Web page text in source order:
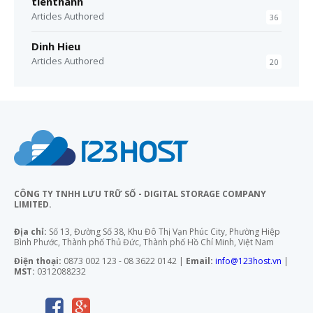
Articles Authored 36
Dinh Hieu
Articles Authored 20
CÔNG TY TNHH LƯU TRỮ SỐ - DIGITAL STORAGE COMPANY
LIMITED.
Địa chỉ: Số 13, Đường Số 38, Khu Đô Thị Vạn Phúc City, Phường Hiệp
Bình Phước, Thành phố Thủ Đức, Thành phố Hồ Chí Minh, Việt Nam
Điện thoại: 0873 002 123 - 08 3622 0142 | Email: info@123host.vn |
MST: 0312088232